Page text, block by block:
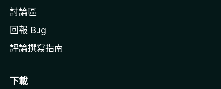
討論區
回報 Bug
評論撰寫指南
下載